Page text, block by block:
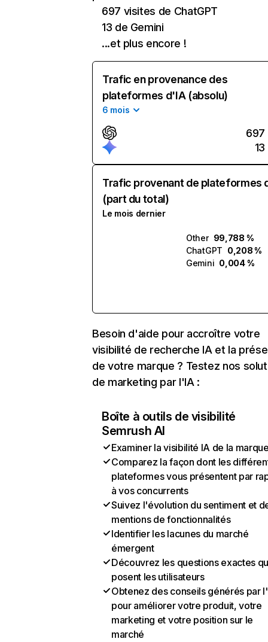
697 visites de ChatGPT
13 de Gemini
...et plus encore !
Trafic en provenance des
plateformes d'IA (absolu)
6 mois
697
13
Trafic provenant de plateformes
(part du total)
Le mois dernier
Other 99,788 %
ChatGPT 0,208 %
Gemini 0,004 %
Besoin d'aide pour accroître votre
visibilité de recherche IA et la
de votre marque ? Testez nos
de marketing par l'IA :
Boîte à outils de visibilité
Semrush AI
Examiner la visibilité IA de la
Comparez la façon dont les
plateformes vous présentent par
à vos concurrents
Suivez l'évolution du sentiment et
mentions de fonctionnalités
Identifier les lacunes du marché
émergent
Découvrez les questions exactes
posent les utilisateurs
Obtenez des conseils générés par
pour améliorer votre produit, votre
marketing et votre position sur le
marché